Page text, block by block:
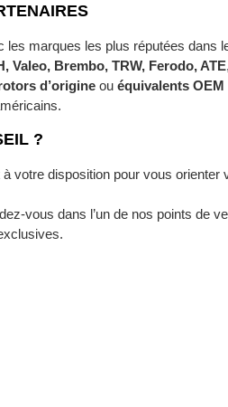
marques les plus réputées dans
Valeo, Brembo, TRW, Ferodo, ATE
d’origine ou équivalents OEM
?
à votre disposition pour vous orienter
vous dans l’un de nos points de